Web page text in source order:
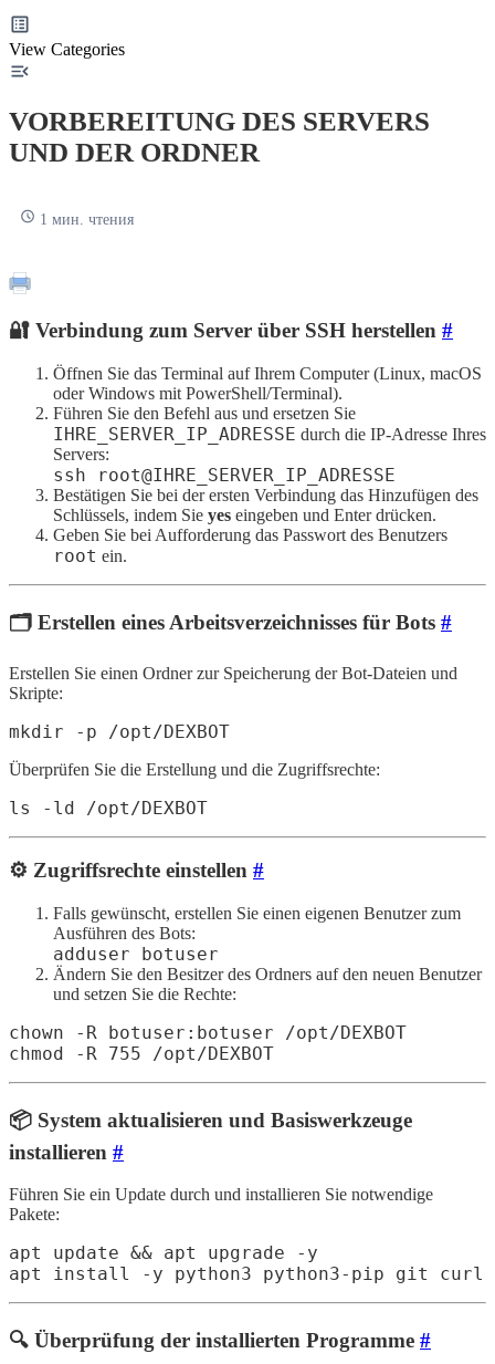
View Categories
VORBEREITUNG DES SERVERS
UND DER ORDNER
1 мин. чтения
🔐 Verbindung zum Server über SSH herstellen #
Öffnen Sie das Terminal auf Ihrem Computer (Linux, macOS
oder Windows mit PowerShell/Terminal).
Führen Sie den Befehl aus und ersetzen Sie
IHRE_SERVER_IP_ADRESSE durch die IP-Adresse Ihres
Servers:
ssh root@IHRE_SERVER_IP_ADRESSE
Bestätigen Sie bei der ersten Verbindung das Hinzufügen des
Schlüssels, indem Sie yes eingeben und Enter drücken.
Geben Sie bei Aufforderung das Passwort des Benutzers
root ein.
🗂 Erstellen eines Arbeitsverzeichnisses für Bots #
Erstellen Sie einen Ordner zur Speicherung der Bot-Dateien und
Skripte:
mkdir -p /opt/DEXBOT
Überprüfen Sie die Erstellung und die Zugriffsrechte:
ls -ld /opt/DEXBOT
⚙️ Zugriffsrechte einstellen #
Falls gewünscht, erstellen Sie einen eigenen Benutzer zum
Ausführen des Bots:
adduser botuser
Ändern Sie den Besitzer des Ordners auf den neuen Benutzer
und setzen Sie die Rechte:
chown -R botuser:botuser /opt/DEXBOT
chmod -R 755 /opt/DEXBOT
📦 System aktualisieren und Basiswerkzeuge
installieren #
Führen Sie ein Update durch und installieren Sie notwendige
Pakete:
apt update && apt upgrade -y
apt install -y python3 python3-pip git curl
🔍 Überprüfung der installierten Programme #